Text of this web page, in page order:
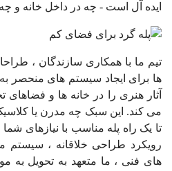
ایده آل است - چه در داخل خانه و
تیم ما با همکاری سازندگان ،
ها برای ایجاد سیستم های منحصر
آثار هنری را در خانه ها و
می کند. این سبک چه مدرن یا
تا یک راه پله مناسب با نیازهای شما
رویکرد طراحی خلاقانه ، سیستم
های فنی ، ما متعهد به تحویل به